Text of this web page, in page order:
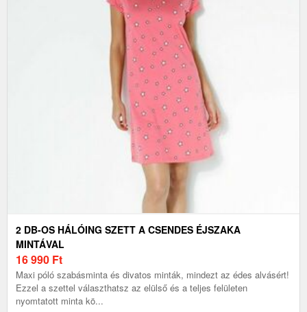
2 DB-OS HÁLÓING SZETT A CSENDES ÉJSZAKA
MINTÁVAL
16 990 Ft
Maxi póló szabásminta és divatos minták, mindezt az édes alvásért!
Ezzel a szettel választhatsz az elülső és a teljes felületen
nyomtatott minta kö...